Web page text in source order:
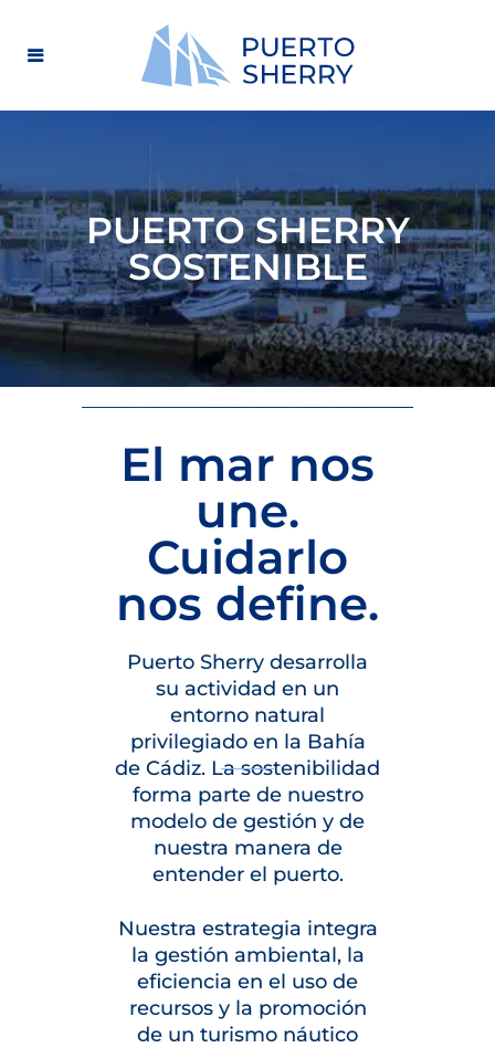
PUERTO SHERRY
SOSTENIBLE
El mar nos
une.
Cuidarlo
nos define.
Puerto Sherry desarrolla
su actividad en un
entorno natural
privilegiado en la Bahía
de Cádiz. La sostenibilidad
forma parte de nuestro
modelo de gestión y de
nuestra manera de
entender el puerto.
Nuestra estrategia integra
la gestión ambiental, la
eficiencia en el uso de
recursos y la promoción
de un turismo náutico